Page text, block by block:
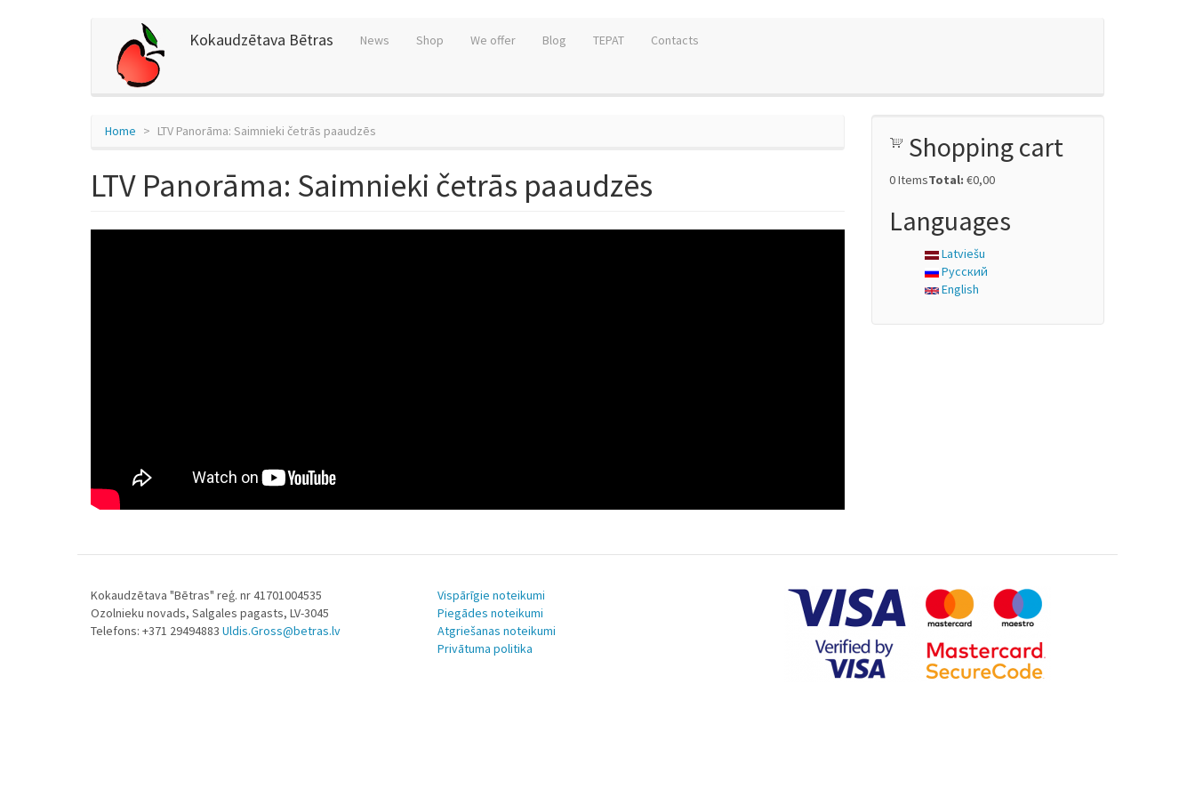
Kokaudzētava Bētras News Shop We offer Blog TEPAT Contacts
Home LTV Panorāma: Saimnieki četrās paaudzēs
LTV Panorāma: Saimnieki četrās paaudzēs
Shopping cart
0ItemsTotal: €0,00
Languages
Latviešu
Русский
English
Kokaudzētava "Bētras" reģ. nr 41701004535
Ozolnieku novads, Salgales pagasts, LV-3045
Telefons: +371 29494883 Uldis.Gross@betras.lv
Vispārīgie noteikumi
Piegādes noteikumi
Atgriešanas noteikumi
Privātuma politika